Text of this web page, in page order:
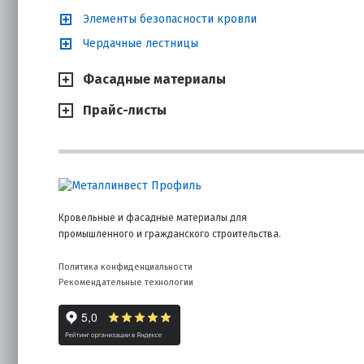
Элементы безопасности кровли
Чердачные лестницы
Фасадные материалы
Прайс-листы
задача —
Кровельные и фасадные материалы для
промышленного и гражданского строительства.
Политика конфиденциальности
Рекомендательные технологии